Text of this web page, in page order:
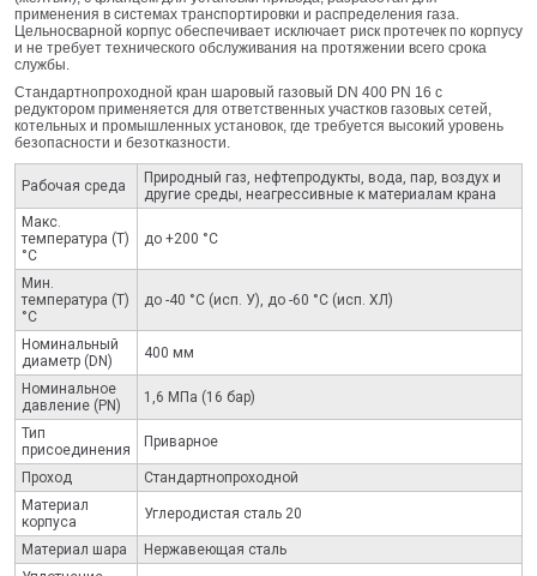
применения в системах транспортировки и распределения газа.
Цельносварной корпус обеспечивает исключает риск протечек по корпусу
и не требует технического обслуживания на протяжении всего срока
службы.
Стандартнопроходной кран шаровый газовый DN 400 PN 16 с
редуктором применяется для ответственных участков газовых сетей,
котельных и промышленных установок, где требуется высокий уровень
безопасности и безотказности.
Рабочая среда
Природный газ, нефтепродукты, вода, пар, воздух и
другие среды, неагрессивные к материалам крана
Макс.
температура (Т)
°С
до +200 °С
Мин.
температура (Т)
°С
до -40 °С (исп. У), до -60 °С (исп. ХЛ)
Номинальный
диаметр (DN)
400 мм
Номинальное
давление (PN)
1,6 МПа (16 бар)
Тип
присоединения
Приварное
Проход
Стандартнопроходной
Материал
корпуса
Углеродистая сталь 20
Материал шара
Нержавеющая сталь